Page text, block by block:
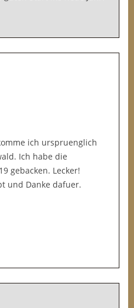
ich urspruenglich
Ich habe die
gebacken. Lecker!
und Danke dafuer.